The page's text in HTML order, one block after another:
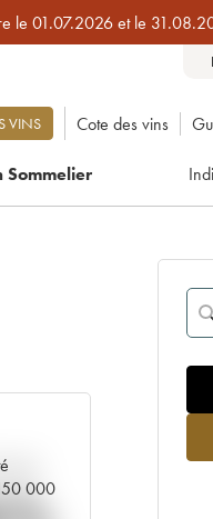
le 01.07.2026 et le
VINS Cote des vins
Sommelier
000